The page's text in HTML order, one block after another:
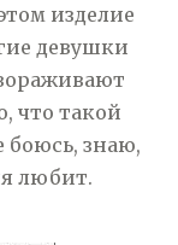
изделие
девушки
что такой
боюсь, знаю,
любит.